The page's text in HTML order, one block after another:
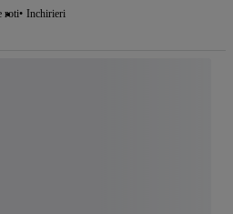
roti Inchirieri